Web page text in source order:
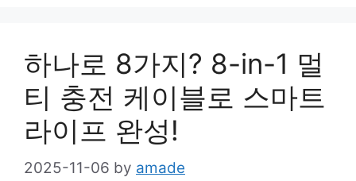
하나로 8가지? 8-in-1 멀
티 충전 케이블로 스마트
라이프 완성!
2025-11-06 by amade